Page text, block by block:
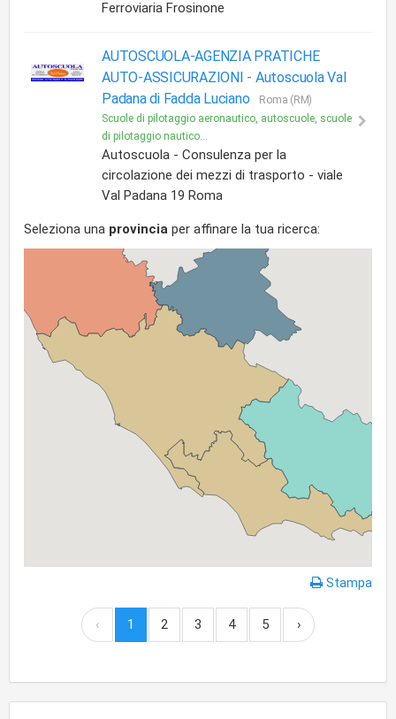
Ferroviaria Frosinone
AUTOSCUOLA-AGENZIA PRATICHE
AUTO-ASSICURAZIONI - Autoscuola Val
Padana di Fadda Luciano
Roma (RM)
Scuole di pilotaggio aeronautico, autoscuole, scuole
di pilotaggio nautico...
Autoscuola - Consulenza per la
circolazione dei mezzi di trasporto - viale
Val Padana 19 Roma
Seleziona una provincia per affinare la tua ricerca:
Stampa
‹ 1 2 3 4 5 ›